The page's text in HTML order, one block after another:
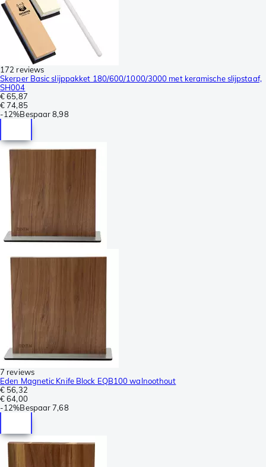
172 reviews
Skerper Basic slijppakket 180/600/1000/3000 met keramische slijpstaaf,
SH004
€ 65,87
€ 74,85
-12%Bespaar 8,98
7 reviews
Eden Magnetic Knife Block EQB100 walnoothout
€ 56,32
€ 64,00
-12%Bespaar 7,68